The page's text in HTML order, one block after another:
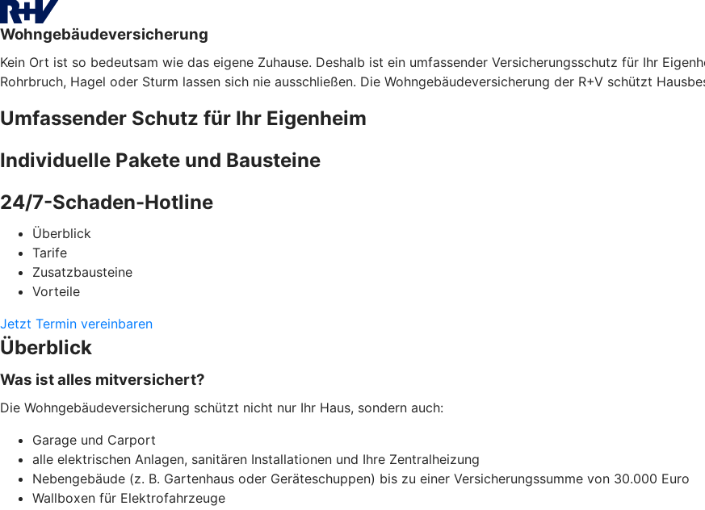
Wohngebäudeversicherung
Kein Ort ist so bedeutsam wie das eigene Zuhause. Deshalb ist ein umfassender Versicherungsschutz für Ihr
Rohrbruch, Hagel oder Sturm lassen sich nie ausschließen. Die Wohngebäudeversicherung der R+V schützt
Umfassender Schutz für Ihr Eigenheim
Individuelle Pakete und Bausteine
24/7-Schaden-Hotline
Überblick
Tarife
Zusatzbausteine
Vorteile
Jetzt Termin vereinbaren
Überblick
Was ist alles mitversichert?
Die Wohngebäudeversicherung schützt nicht nur Ihr Haus, sondern auch:
Garage und Carport
alle elektrischen Anlagen, sanitären Installationen und Ihre Zentralheizung
Nebengebäude (z. B. Gartenhaus oder Geräteschuppen) bis zu einer Versicherungssumme von 30.000 Euro
Wallboxen für Elektrofahrzeuge